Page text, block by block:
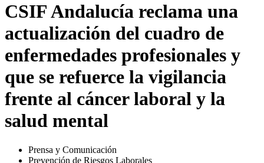
CSIF Andalucía reclama una
actualización del cuadro de
enfermedades profesionales y
que se refuerce la vigilancia
frente al cáncer laboral y la
salud mental
Prensa y Comunicación
Prevención de Riesgos Laborales